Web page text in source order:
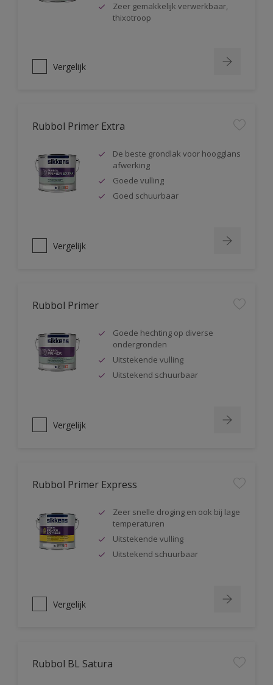
Zeer gemakkelijk verwerkbaar,
thixotroop
Vergelijk
Rubbol Primer Extra
De beste grondlak voor hoogglans
afwerking
Goede vulling
Goed schuurbaar
Vergelijk
Rubbol Primer
Goede hechting op diverse
ondergronden
Uitstekende vulling
Uitstekend schuurbaar
Vergelijk
Rubbol Primer Express
Zeer snelle droging en ook bij lage
temperaturen
Uitstekende vulling
Uitstekend schuurbaar
Vergelijk
Rubbol BL Satura